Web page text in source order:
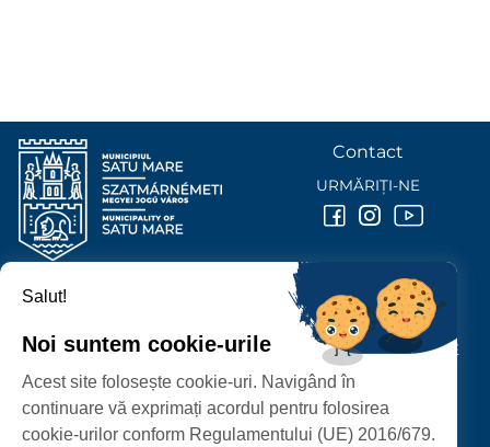
PROTECȚIA DATELOR PERSONALE
PRIMĂRIA MUNICIPIULUI
P-ȚA 25 OCTOMBRIE, NR. 1 CORP M, 440026 SATU MARE
Contact
URMĂRIȚI-NE
Salut!
Noi suntem cookie-urile
Acest site folosește cookie-uri. Navigând în
continuare vă exprimați acordul pentru folosirea
cookie-urilor conform Regulamentului (UE) 2016/679.